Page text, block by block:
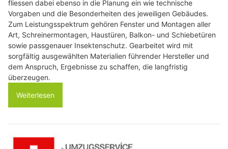
fliessen dabei ebenso in die Planung ein wie technische
Vorgaben und die Besonderheiten des jeweiligen Gebäudes.
Zum Leistungsspektrum gehören Fenster und Montagen aller
Art, Schreinermontagen, Haustüren, Balkon- und Schiebetüren
sowie passgenauer Insektenschutz. Gearbeitet wird mit
sorgfältig ausgewählten Materialien führender Hersteller und
dem Anspruch, Ergebnisse zu schaffen, die langfristig
überzeugen.
Weiterlesen